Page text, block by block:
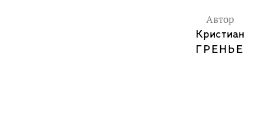
Автор
Кристиан
ГРЕНЬЕ